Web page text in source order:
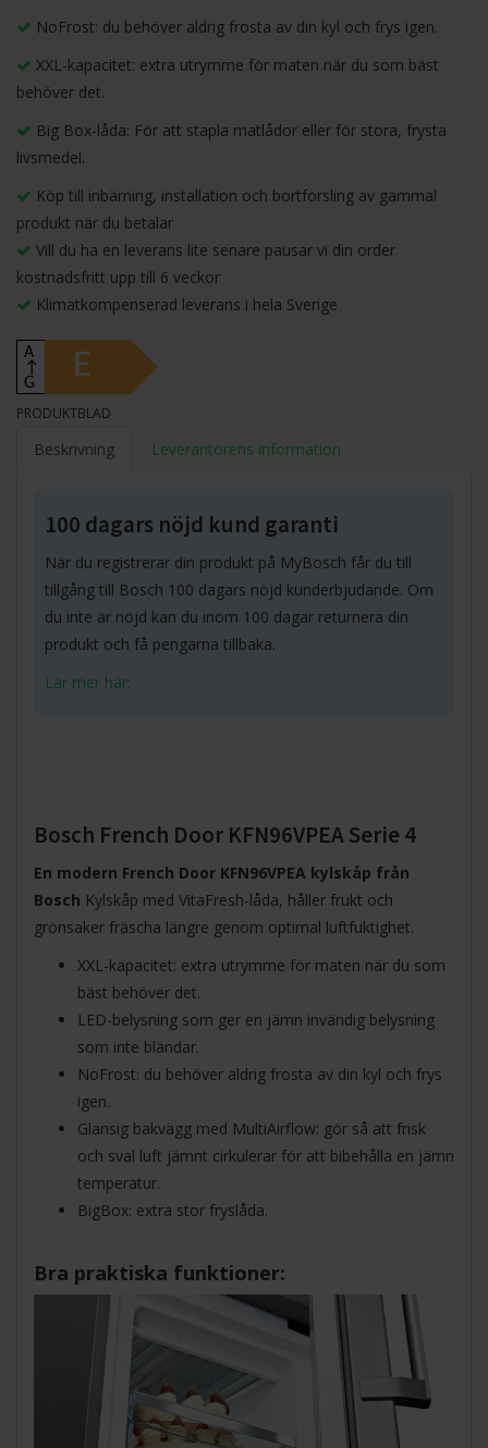
NoFrost: du behöver aldrig frosta av din kyl och frys igen.
XXL-kapacitet: extra utrymme för maten när du som bäst
behöver det.
Big Box-låda: För att stapla matlådor eller för stora, frysta
livsmedel.
Köp till inbärning, installation och bortforsling av gammal
produkt när du betalar
Vill du ha en leverans lite senare pausar vi din order
kostnadsfritt upp till 6 veckor
Klimatkompenserad leverans i hela Sverige
A
↑
G
E
PRODUKTBLAD
Beskrivning Leverantörens information
100 dagars nöjd kund garanti
När du registrerar din produkt på MyBosch får du till
tillgång till Bosch 100 dagars nöjd kunderbjudande. Om
du inte är nöjd kan du inom 100 dagar returnera din
produkt och få pengarna tillbaka.
Lär mer här:
Bosch French Door KFN96VPEA Serie 4
En modern French Door KFN96VPEA kylskåp från
Bosch Kylskåp med VitaFresh-låda, håller frukt och
grönsaker fräscha längre genom optimal luftfuktighet.
XXL-kapacitet: extra utrymme för maten när du som
bäst behöver det.
LED-belysning som ger en jämn invändig belysning
som inte bländar.
NoFrost: du behöver aldrig frosta av din kyl och frys
igen.
Glansig bakvägg med MultiAirflow: gör så att frisk
och sval luft jämnt cirkulerar för att bibehålla en jämn
temperatur.
BigBox: extra stor fryslåda.
Bra praktiska funktioner: